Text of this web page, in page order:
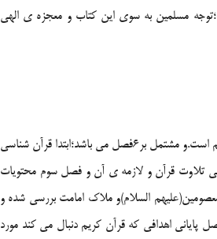
مسلمین به سوی این کتاب و معجزه ی الهی
این پژوهش بررسی کلام امیر المومنین(علیه السلام) درکتاب نهج البلاغه در باره ی قرآن کریم است.و مشتمل بر6فصل می باشد؛ابتدا قرآن شناسی
تلاوت قرآن و لازمه ی آن و فصل سوم محتویات
السلام)و ملاک امامت بررسی شده و
اهدافی که قرآن کریم دنبال می کند مورد